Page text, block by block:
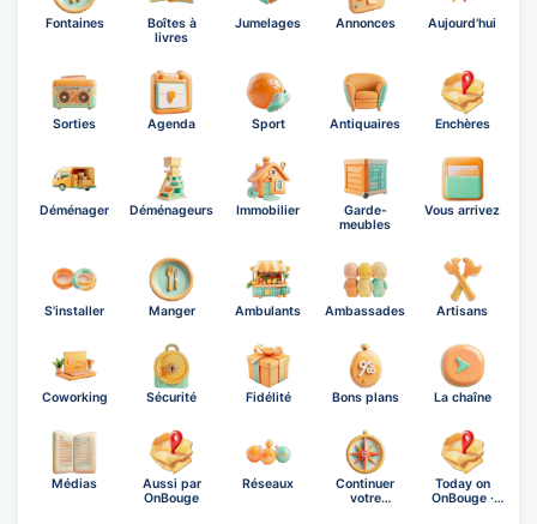
Fontaines
Boîtes à
livres
Jumelages Annonces Aujourd'hui
Sorties Agenda Sport Antiquaires Enchères
Déménager Déménageurs Immobilier
Garde-
meubles
Vous arrivez
S'installer Manger Ambulants Ambassades Artisans
Coworking Sécurité Fidélité Bons plans La chaîne
Médias
Aussi par
OnBouge
Réseaux
Continuer
votre
Today on
OnBouge ·